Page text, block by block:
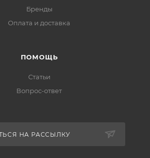
Бренды
Оплата и доставка
ПОМОЩЬ
Статьи
Вопрос-ответ
НА РАССЫЛКУ